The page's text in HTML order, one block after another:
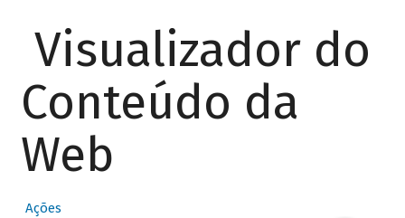
Visualizador do
Conteúdo da
Web
Ações